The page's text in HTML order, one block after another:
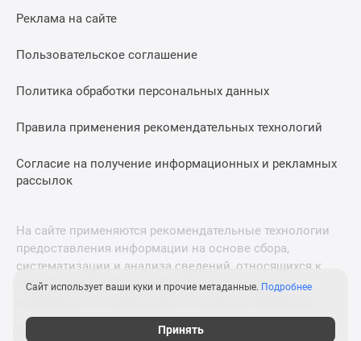
Коттеджные
Москве
коттеджные
поселки
коттеджные
поселки
Коттеджные
поселки
Реклама на сайте
Пользовательское соглашение
Политика обработки персональных данных
Правила применения рекомендательных технологий
Согласие на получение информационных и рекламных
рассылок
На сайте применяются рекомендательные технологии
предоставления информации на основе сбора,
систематизации и анализа сведений, относящихся к
предпочтениям пользователей сети «Интернет»,
© 2011—2026 Новострой-М. Все права защищены. Всё,
Сайт использует ваши куки и прочие метаданные. Подробнее
Принять